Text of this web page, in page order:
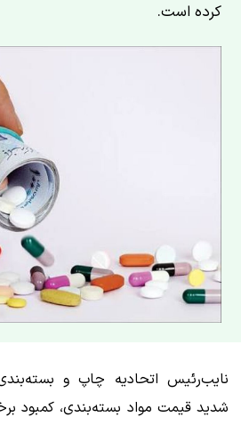
کرده است.
نایب‌رئیس اتحادیه چاپ و